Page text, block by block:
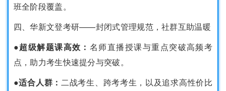
班全阶段覆盖。
四、华新文登考研——封闭式管理规范，社群互助温暖
●超级解题课高效： 名师直播授课与重点突破高频考
点，助力考生快速提分与突破。
●适合人群： 二战考生、跨考考生，以及追求高性价比